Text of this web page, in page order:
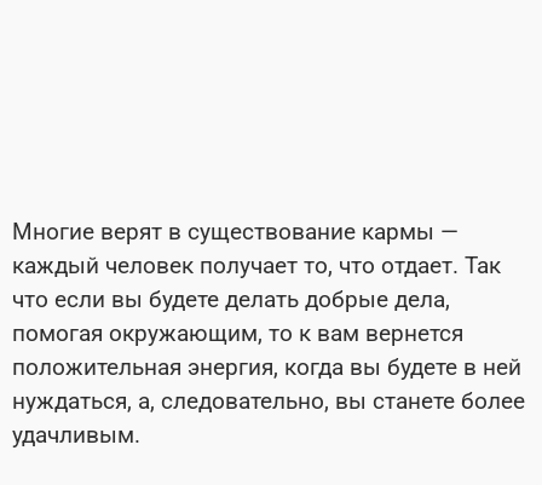
Многие верят в существование кармы —
каждый человек получает то, что отдает. Так
что если вы будете делать добрые дела,
помогая окружающим, то к вам вернется
положительная энергия, когда вы будете в ней
нуждаться, а, следовательно, вы станете более
удачливым.